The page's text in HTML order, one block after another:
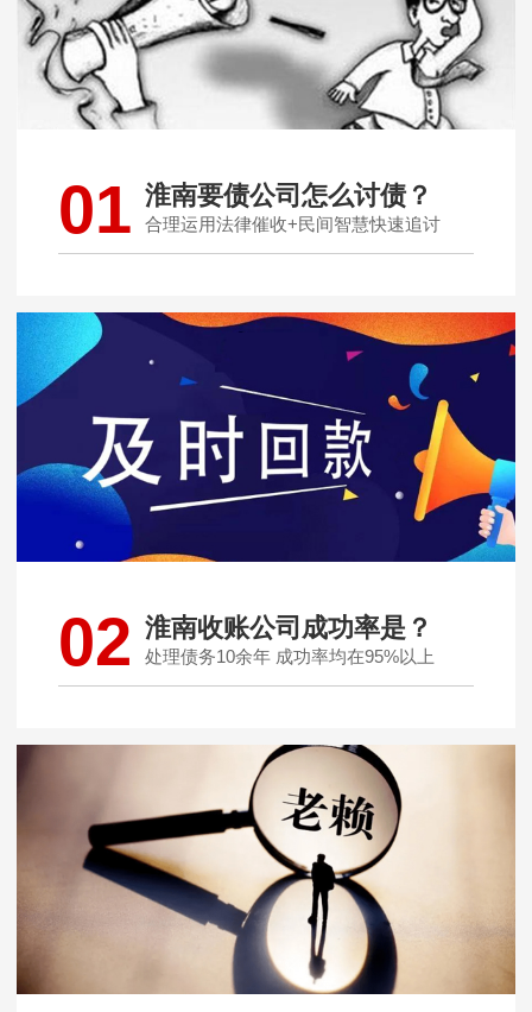
01 淮南要债公司怎么讨债？
合理运用法律催收+民间智慧快速追讨
02 淮南收账公司成功率是？
处理债务10余年 成功率均在95%以上